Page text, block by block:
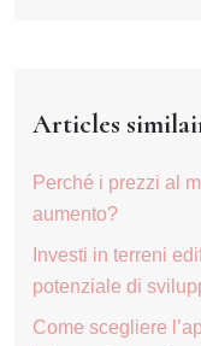
Articles
Perché i prezzi al
aumento?
Investi in terreni
potenziale di
Come scegliere